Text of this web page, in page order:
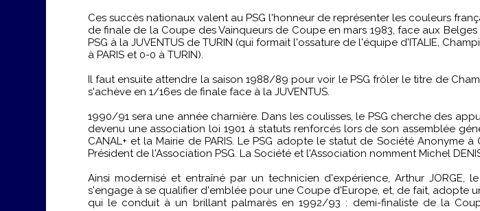
Ces succès nationaux valent au PSG l'honneur de représenter les couleurs
de finale de la Coupe des Vainqueurs de Coupe en mars 1983, face aux
PSG à la JUVENTUS de TURIN (qui formait l'ossature de l'équipe d'ITALIE,
à PARIS et 0-0 à TURIN).
Il faut ensuite attendre la saison 1988/89 pour voir le PSG frôler le titre de
s'achève en 1/16es de finale face à la JUVENTUS.
1990/91 sera une année charnière. Dans les coulisses, le PSG cherche des
devenu une association loi 1901 à statuts renforcés lors de son assemblée
CANAL+ et la Mairie de PARIS. Le PSG adopte le statut de Société Anonyme
Président de l'Association PSG. La Société et l'Association nomment Michel
Ainsi modernisé et entraîné par un technicien d'expérience, Arthur JORGE,
s'engage à se qualifier d'emblée pour une Coupe d'Europe, et, de fait, adopte
qui le conduit à un brillant palmarès en 1992/93 : demi-finaliste de la